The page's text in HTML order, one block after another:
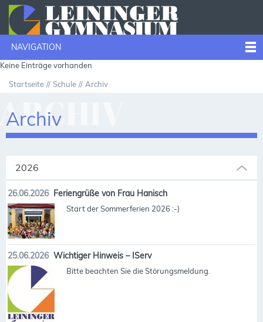
NAVIGATION
Keine Einträge vorhanden
Startseite Schule Archiv
Archiv
2026
26.06.2026 Feriengrüße von Frau Hanisch
Start der Sommerferien 2026 :-)
25.06.2026 Wichtiger Hinweis – IServ
Bitte beachten Sie die Störungsmeldung.